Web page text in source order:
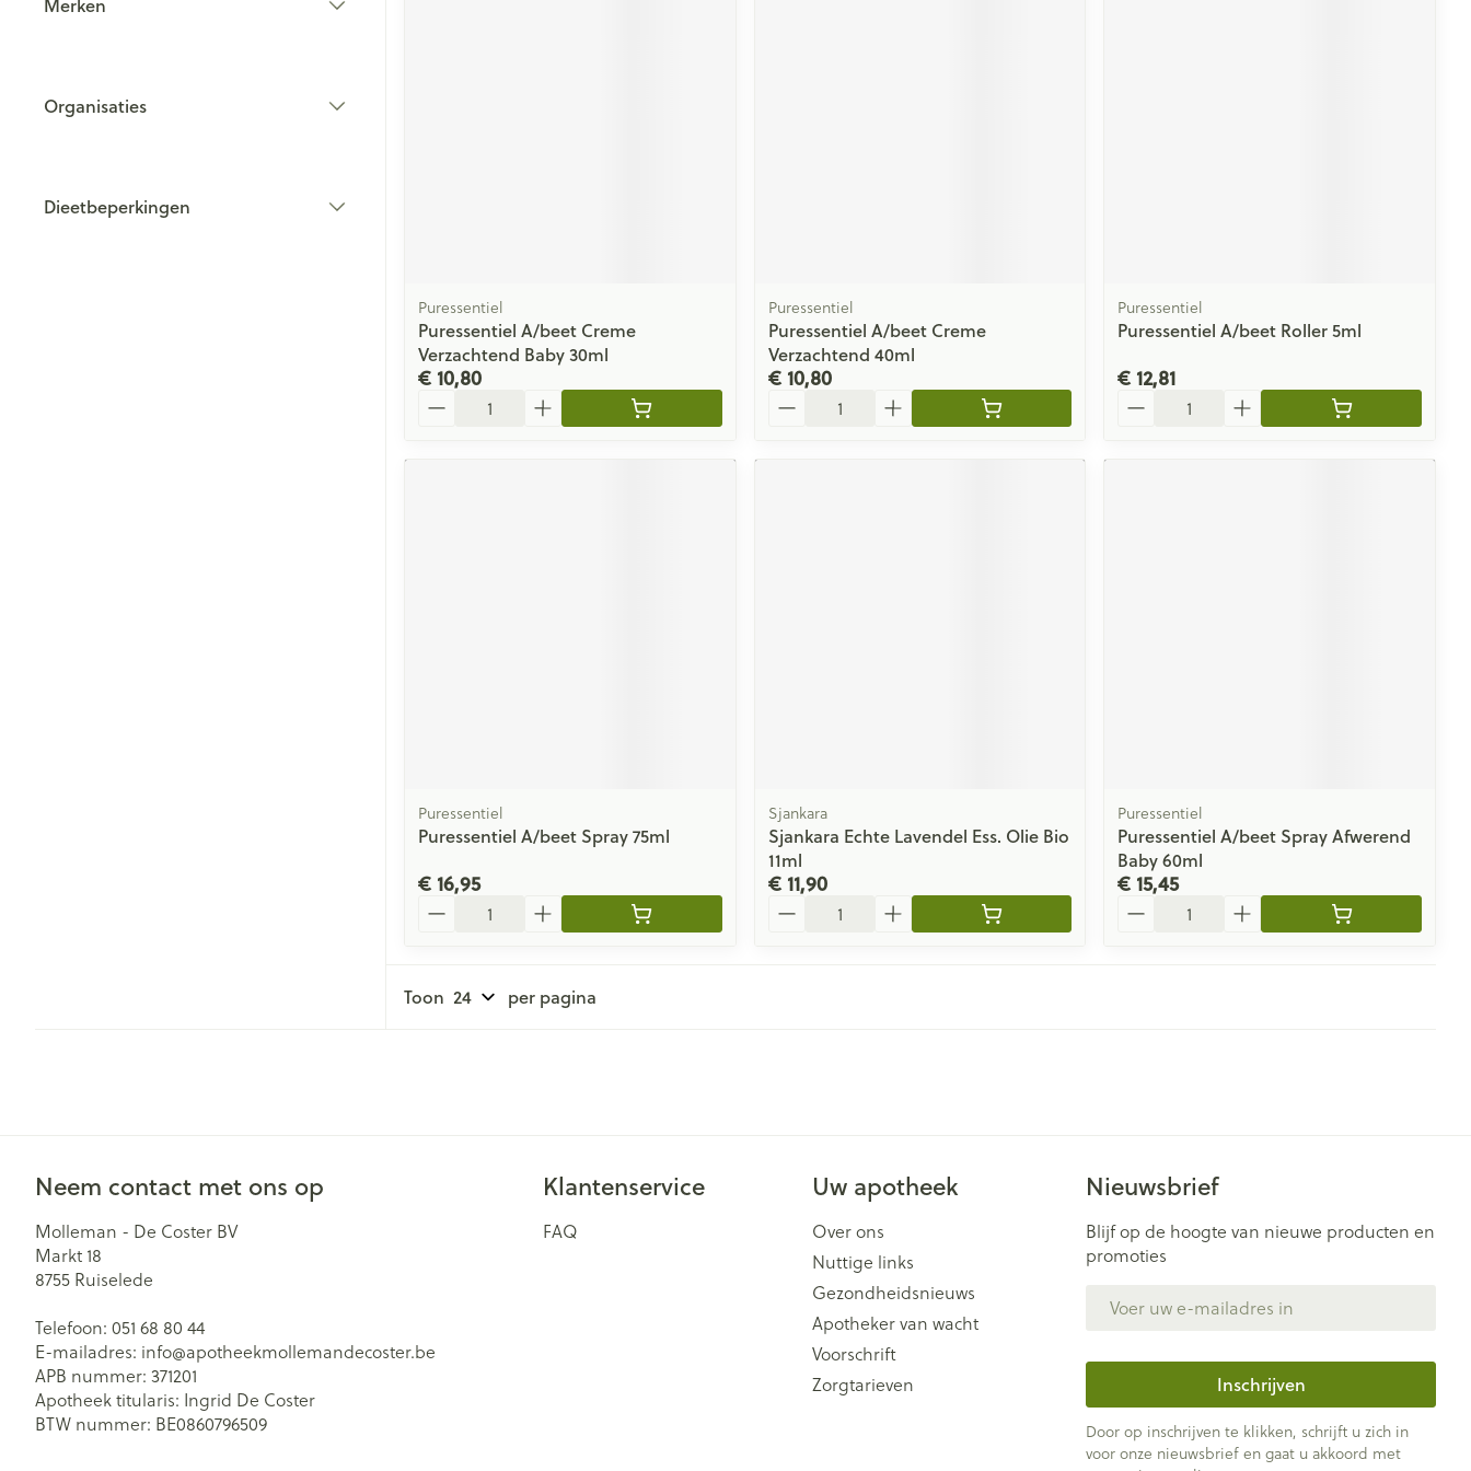
Organisaties
Dieetbeperkingen
Puressentiel
Puressentiel A/beet Creme
Verzachtend Baby 30ml
€ 10,80
Puressentiel
Puressentiel A/beet Creme
Verzachtend 40ml
€ 10,80
Puressentiel
Puressentiel A/beet Roller 5ml
€ 12,81
Puressentiel
Puressentiel A/beet Spray 75ml
€ 16,95
Sjankara
Sjankara Echte Lavendel Ess. Olie Bio
11ml
€ 11,90
Puressentiel
Puressentiel A/beet Spray Afwerend
Baby 60ml
€ 15,45
Toon per pagina
Neem contact met ons op
Molleman - De Coster BV
Markt 18
8755 Ruiselede
Telefoon: 051 68 80 44
E-mailadres: info@apotheekmollemandecoster.be
APB nummer: 371201
Apotheek titularis: Ingrid De Coster
BTW nummer: BE0860796509
Klantenservice
FAQ
Uw apotheek
Over ons
Nuttige links
Gezondheidsnieuws
Apotheker van wacht
Voorschrift
Zorgtarieven
Nieuwsbrief
Blijf op de hoogte van nieuwe producten en
promoties
Inschrijven
Door op inschrijven te klikken, schrijft u zich in
voor onze nieuwsbrief en gaat u akkoord met